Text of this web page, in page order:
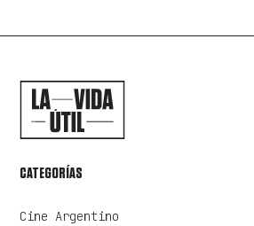
CATEGORÍAS
Cine Argentino